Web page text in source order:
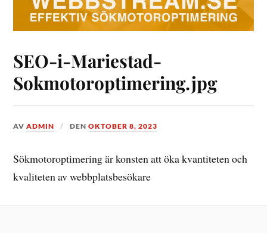
SEO-i-Mariestad-
Sokmotoroptimering.jpg
AVADMIN DENOKTOBER 8, 2023
Sökmotoroptimering är konsten att öka kvantiteten och
kvaliteten av webbplatsbesökare